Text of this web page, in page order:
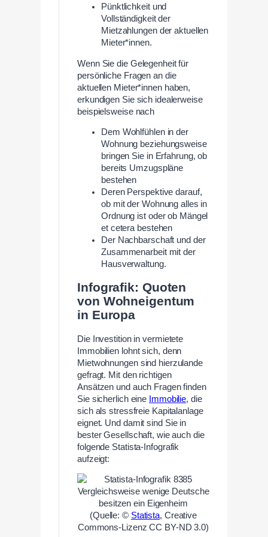
Pünktlichkeit und
Vollständigkeit der
Mietzahlungen der aktuellen
Mieter*innen.
Wenn Sie die Gelegenheit für
persönliche Fragen an die
aktuellen Mieter*innen haben,
erkundigen Sie sich idealerweise
beispielsweise nach
Dem Wohlfühlen in der
Wohnung beziehungsweise
bringen Sie in Erfahrung, ob
bereits Umzugspläne
bestehen
Deren Perspektive darauf,
ob mit der Wohnung alles in
Ordnung ist oder ob Mängel
et cetera bestehen
Der Nachbarschaft und der
Zusammenarbeit mit der
Hausverwaltung.
Infografik: Quoten
von Wohneigentum
in Europa
Die Investition in vermietete
Immobilien lohnt sich, denn
Mietwohnungen sind hierzulande
gefragt. Mit den richtigen
Ansätzen und auch Fragen finden
Sie sicherlich eine Immobilie, die
sich als stressfreie Kapitalanlage
eignet. Und damit sind Sie in
bester Gesellschaft, wie auch die
folgende Statista-Infografik
aufzeigt:
(Quelle: © Statista, Creative
Commons-Lizenz CC BY-ND 3.0)